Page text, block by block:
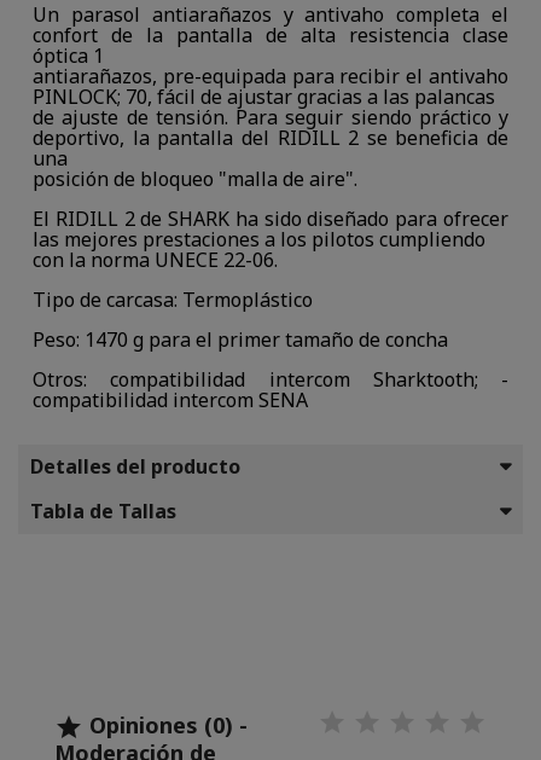
Un parasol antiarañazos y antivaho completa el
confort de la pantalla de alta resistencia clase
óptica 1
antiarañazos, pre-equipada para recibir el antivaho
PINLOCK; 70, fácil de ajustar gracias a las palancas
de ajuste de tensión. Para seguir siendo práctico y
deportivo, la pantalla del RIDILL 2 se beneficia de
una
posición de bloqueo "malla de aire".
El RIDILL 2 de SHARK ha sido diseñado para ofrecer
las mejores prestaciones a los pilotos cumpliendo
con la norma UNECE 22-06.
Tipo de carcasa: Termoplástico
Peso: 1470 g para el primer tamaño de concha
Otros: compatibilidad intercom Sharktooth; -
compatibilidad intercom SENA
Detalles del producto
Tabla de Tallas
 Opiniones (0) -
Moderación de